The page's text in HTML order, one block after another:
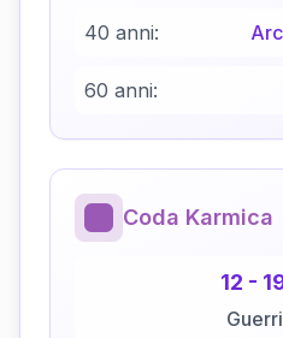
40 anni:
60 anni:
Coda Karmica
12 -